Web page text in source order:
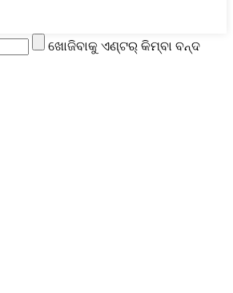
ଖୋଜିବାକୁ ଏଣ୍ଟର୍ କିମ୍ବା ବନ୍ଦ